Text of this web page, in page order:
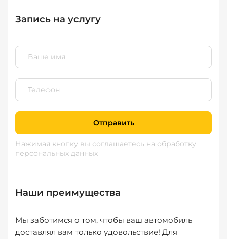
Запись на услугу
Отправить
Нажимая кнопку вы соглашаетесь на обработку
персональных данных
Наши преимущества
Мы заботимся о том, чтобы ваш автомобиль
доставлял вам только удовольствие! Для